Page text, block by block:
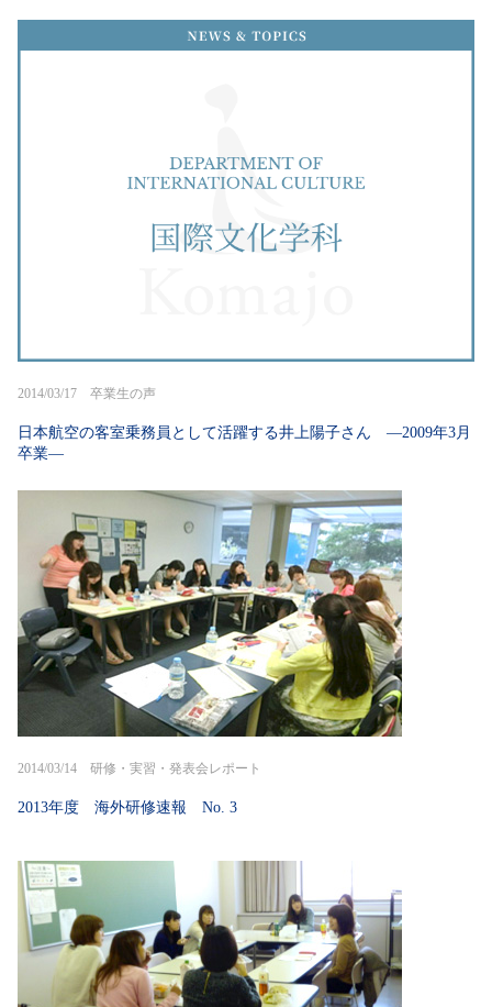
2014/03/17 卒業生の声
日本航空の客室乗務員として活躍する井上陽子さん —2009年3月
卒業—
2014/03/14 研修・実習・発表会レポート
2013年度 海外研修速報 No. 3